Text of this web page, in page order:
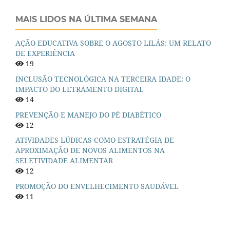
MAIS LIDOS NA ÚLTIMA SEMANA
AÇÃO EDUCATIVA SOBRE O AGOSTO LILÁS: UM RELATO
DE EXPERIÊNCIA
19
INCLUSÃO TECNOLÓGICA NA TERCEIRA IDADE: O
IMPACTO DO LETRAMENTO DIGITAL
14
PREVENÇÃO E MANEJO DO PÉ DIABÉTICO
12
ATIVIDADES LÚDICAS COMO ESTRATÉGIA DE
APROXIMAÇÃO DE NOVOS ALIMENTOS NA
SELETIVIDADE ALIMENTAR
12
PROMOÇÃO DO ENVELHECIMENTO SAUDÁVEL
11